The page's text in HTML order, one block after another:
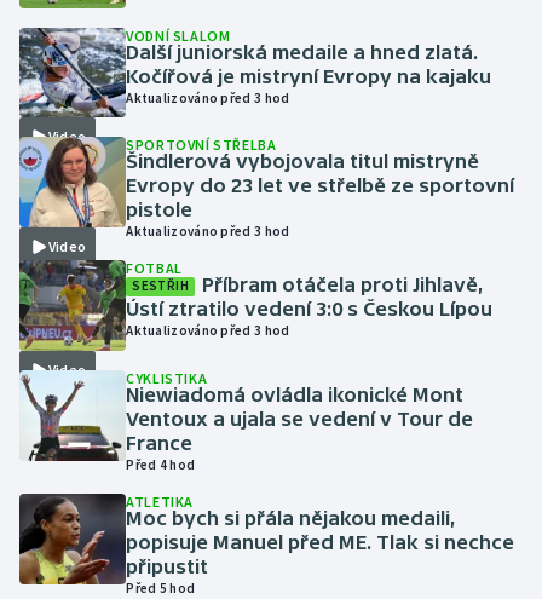
Házená
Jezdectví
Judo
Krasobruslení
Lezení
Lyže a snowboard
Moderní pětiboj
Motorsport
Olympijské hry
Parasport
Video
VODNÍ SLALOM
Další juniorská medaile a hned zlatá.
Kočířová je mistryní Evropy na kajaku
Aktualizováno před 3 hod
Video
SPORTOVNÍ STŘELBA
Šindlerová vybojovala titul mistryně
Evropy do 23 let ve střelbě ze sportovní
pistole
Aktualizováno před 3 hod
Video
FOTBAL
SESTŘIH
Příbram otáčela proti Jihlavě,
Ústí ztratilo vedení 3:0 s Českou Lípou
Aktualizováno před 3 hod
CYKLISTIKA
Niewiadomá ovládla ikonické Mont
Ventoux a ujala se vedení v Tour de
France
Před 4 hod
ATLETIKA
Moc bych si přála nějakou medaili,
popisuje Manuel před ME. Tlak si nechce
připustit
Před 5 hod